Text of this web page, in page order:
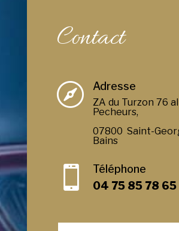
Contact
 Adresse
ZA du Turzon 76
Pecheurs,
07800 Saint-
Bains

Téléphone
04 75 85 78 65